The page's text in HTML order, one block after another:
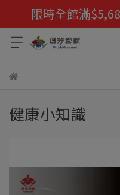
限時全館滿
健康小知識